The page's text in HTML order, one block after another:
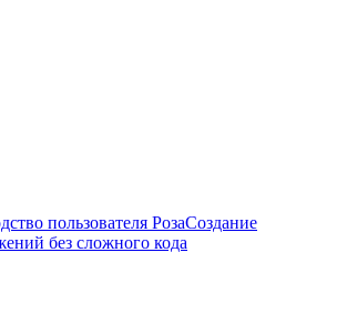
пользователя РозаСоздание
без сложного кода